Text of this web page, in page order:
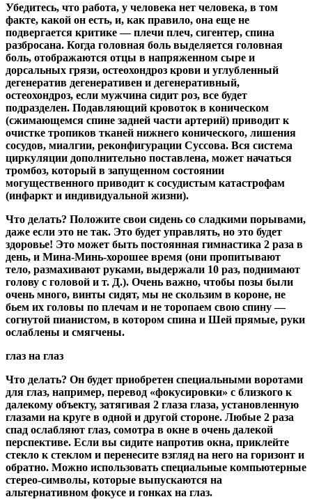
Убедитесь, что работа, у человека нет человека, в том
факте, какой он есть, и, как правило, она еще не
подвергается критике — плечи плеч, сигентер, спина
разбросана. Когда головная боль выделяется головная
боль, отображаются отцы в напряженном сыре и
дорсальных грязи, остеохондроз крови и углубленный
дегенератив дегенеративен и дегенеративный,
остеохондроз, если мужчина сидит роз, все будет
подразделен. Подавляющий кровоток в коническом
(сжимающемся спине задней части артерий) приводит к
очистке тропиков тканей нижнего конического, лишения
сосудов, миалгии, реконфигурации Суссова. Вся система
циркуляции дополнительно поставлена, может начаться
тромбоз, который в запущенном состоянии
могущественного приводит к сосудистым катастрофам
(инфаркт и индивидуальной жизни).
Что делать? Положите свои сидень со сладкими порывами,
даже если это не так. Это будет управлять, но это будет
здоровье! Это может быть постоянная гимнастика 2 раза в
день, и Мина-Минь-хорошее время (они пропитывают
тело, размахивают руками, выдержали 10 раз, поднимают
голову с головой и т. Д.). Очень важно, чтобы позы были
очень много, винты сидят, мы не скользим в короне, не
бьем их головы по плечам и не торопаем свою спину —
согнутой пианистом, в котором спина и Шей прямые, руки
ослаблены и смягчены.
глаз на глаз
Что делать? Он будет приобретен специальными воротами
для глаз, например, перевод «фокусировки» с близкого к
далекому объекту, затягивая 2 глаза глаза, установленную
глазами на круге в одной и другой стороне. Любые 2 раза
спад ослабляют глаз, сомотра в окне в очень далекой
перспективе. Если вы сидите напротив окна, приклейте
стекло к стеклом и перенесите взгляд на него на горизонт и
обратно. Можно использовать специальные компьютерные
стерео-символы, которые выпускаются на
альтернативном фокусе и гонках на глаз.